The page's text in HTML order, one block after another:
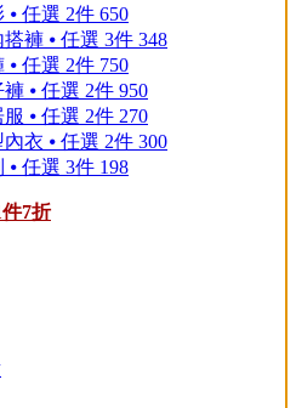
⦁ 任選 2件 650
褲 ⦁ 任選 3件 348
⦁ 任選 2件 750
⦁ 任選 2件 950
⦁ 任選 2件 270
衣 ⦁ 任選 2件 300
⦁ 任選 3件 198
7折